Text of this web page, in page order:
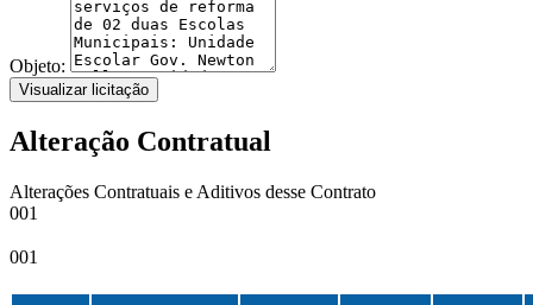
Objeto:
Visualizar licitação
Alteração Contratual
Alterações Contratuais e Aditivos desse Contrato
001
001